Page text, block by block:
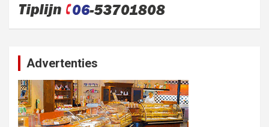
Advertenties